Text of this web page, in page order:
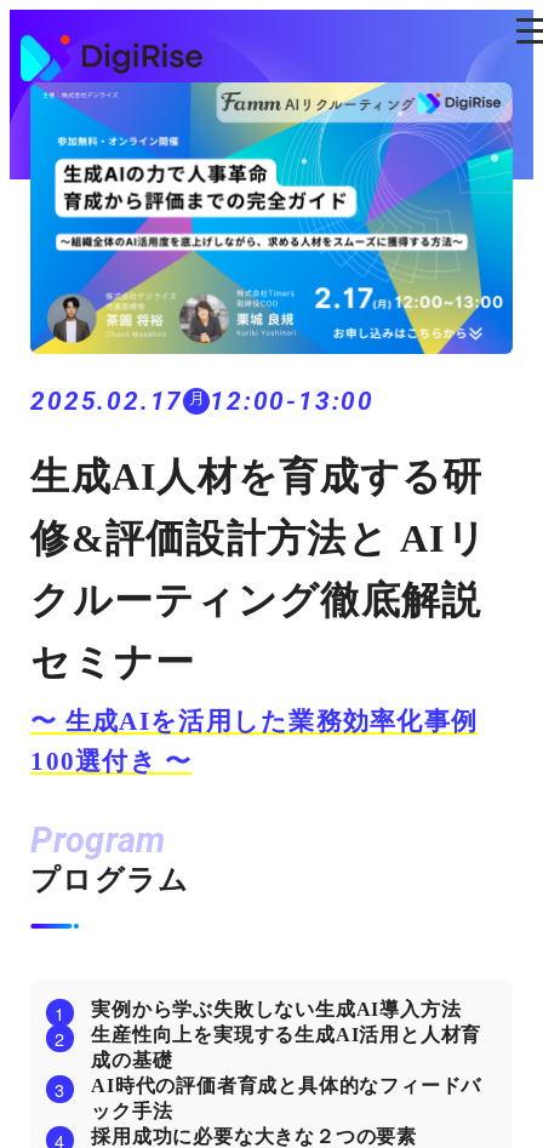
ン
テ
ン
ツ
2025.02.17 月 12:00-13:00
生成AI人材を育成する研
修&評価設計方法と AIリ
クルーティング徹底解説
セミナー
〜 生成AIを活用した業務効率化事例
100選付き 〜
Program
プログラム
実例から学ぶ失敗しない生成AI導入方法
生産性向上を実現する生成AI活用と人材育
成の基礎
AI時代の評価者育成と具体的なフィードバ
ック手法
採用成功に必要な大きな２つの要素